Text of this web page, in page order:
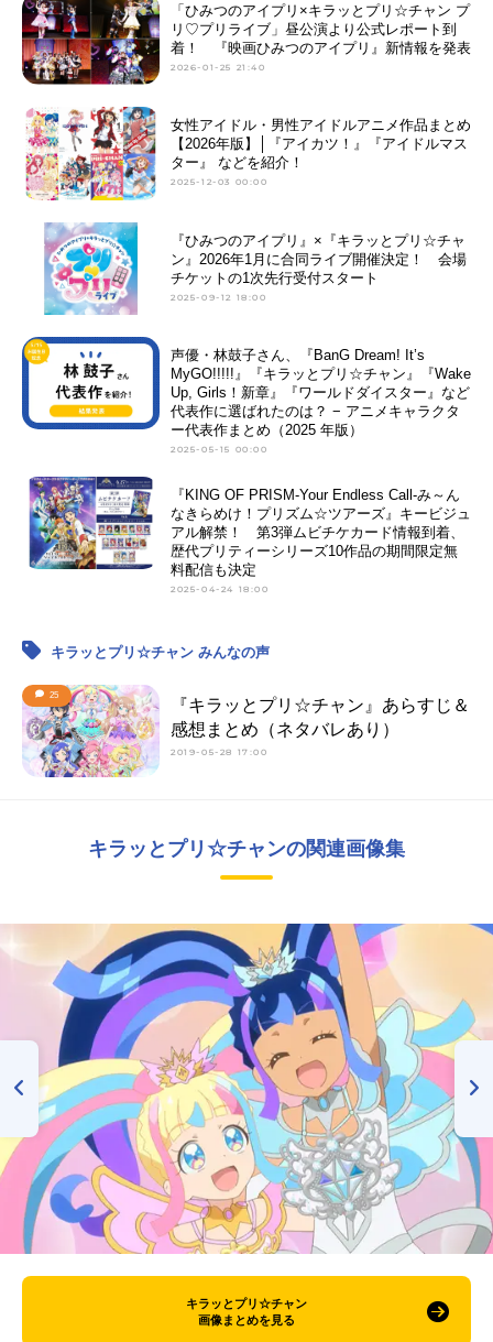
「ひみつのアイプリ×キラッとプリ☆チャン プ
リ♡プリライブ」昼公演より公式レポート到
着！ 『映画ひみつのアイプリ』新情報を発表
2026-01-25 21:40
女性アイドル・男性アイドルアニメ作品まとめ
【2026年版】│『アイカツ！』『アイドルマス
ター』 などを紹介！
2025-12-03 00:00
『ひみつのアイプリ』×『キラッとプリ☆チャ
ン』2026年1月に合同ライブ開催決定！ 会場
チケットの1次先行受付スタート
2025-09-12 18:00
声優・林鼓子さん、『BanG Dream! It’s
MyGO!!!!!』『キラッとプリ☆チャン』『Wake
Up, Girls！新章』『ワールドダイスター』など
代表作に選ばれたのは？ − アニメキャラクタ
ー代表作まとめ（2025 年版）
2025-05-15 00:00
『KING OF PRISM-Your Endless Call-み～ん
なきらめけ！プリズム☆ツアーズ』キービジュ
アル解禁！ 第3弾ムビチケカード情報到着、
歴代プリティーシリーズ10作品の期間限定無
料配信も決定
2025-04-24 18:00
キラッとプリ☆チャン みんなの声
25
『キラッとプリ☆チャン』あらすじ＆
感想まとめ（ネタバレあり）
2019-05-28 17:00
キラッとプリ☆チャンの関連画像集
キラッとプリ☆チャン
画像まとめを見る